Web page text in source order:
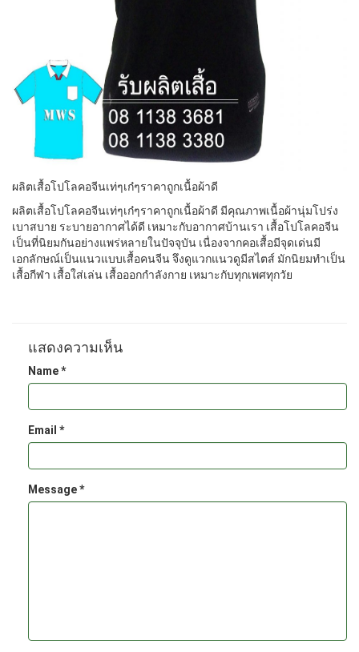
ผลิตเสื้อโปโลคอจีนเท่ๆเก๋ๆราคาถูกเนื้อผ้าดี
ผลิตเสื้อโปโลคอจีนเท่ๆเก๋ๆราคาถูกเนื้อผ้าดี มีคุณภาพเนื้อผ้านุ่มโปร่ง
เบาสบาย ระบายอากาศได้ดี เหมาะกับอากาศบ้านเรา เสื้อโปโลคอจีน
เป็นที่นิยมกันอย่างแพร่หลายในปัจจุบัน เนื่องจากคอเสื้อมีจุดเด่นมี
เอกลักษณ์เป็นแนวแบบเสื้อคนจีน จึงดูแวกแนวดูมีสไตส์ มักนิยมทำเป็น
เสื้อกีฬา เสื้อใส่เล่น เสื้อออกกำลังกาย เหมาะกับทุกเพศทุกวัย
แสดงความเห็น
Name *
Email *
Message *